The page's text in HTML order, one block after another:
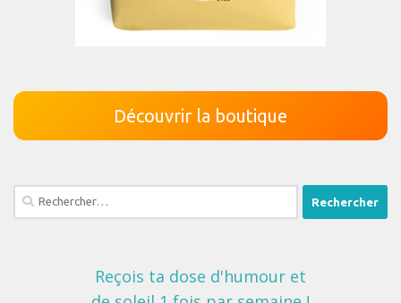
Découvrir la boutique
Rechercher :